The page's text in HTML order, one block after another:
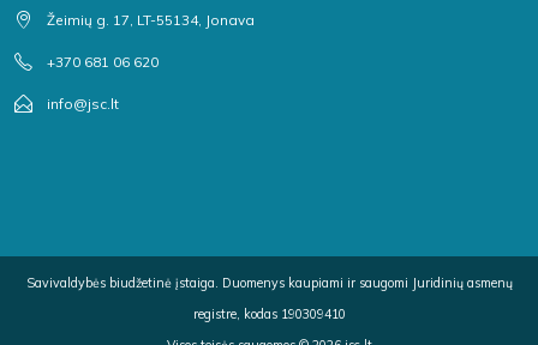
Žeimių g. 17, LT-55134, Jonava
+370 681 06 620
info@jsc.lt
Savivaldybės biudžetinė įstaiga. Duomenys kaupiami ir saugomi Juridinių asmenų
registre, kodas 190309410